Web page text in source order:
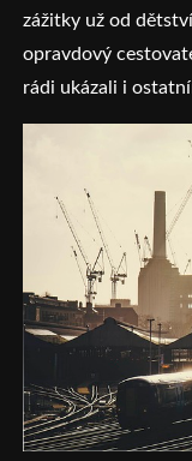
zážitky už od
opravdový
rádi ukázali i